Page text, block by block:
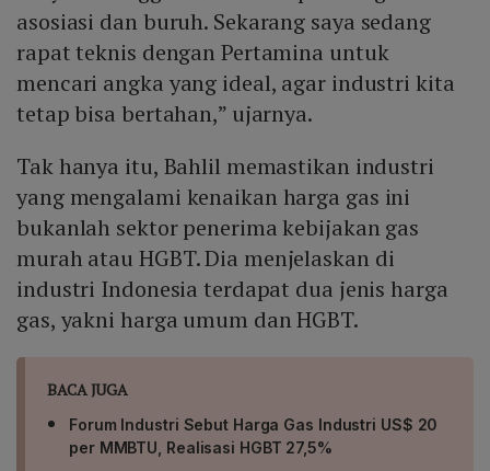
mengganggu kelangsungan operasional industri.
asosiasi dan buruh. Sekarang saya sedang
rapat teknis dengan Pertamina untuk
mencari angka yang ideal, agar industri kita
tetap bisa bertahan,” ujarnya.
Tak hanya itu, Bahlil memastikan industri
yang mengalami kenaikan harga gas ini
bukanlah sektor penerima kebijakan gas
murah atau HGBT. Dia menjelaskan di
industri Indonesia terdapat dua jenis harga
gas, yakni harga umum dan HGBT.
BACA JUGA
Forum Industri Sebut Harga Gas Industri US$ 20
per MMBTU, Realisasi HGBT 27,5%